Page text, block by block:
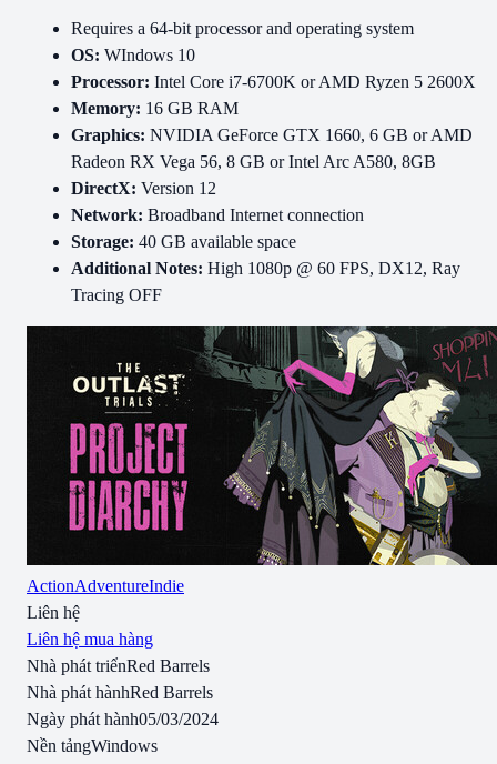
Requires a 64-bit processor and operating system
OS: WIndows 10
Processor: Intel Core i7-6700K or AMD Ryzen 5 2600X
Memory: 16 GB RAM
Graphics: NVIDIA GeForce GTX 1660, 6 GB or AMD
Radeon RX Vega 56, 8 GB or Intel Arc A580, 8GB
DirectX: Version 12
Network: Broadband Internet connection
Storage: 40 GB available space
Additional Notes: High 1080p @ 60 FPS, DX12, Ray
Tracing OFF
ActionAdventureIndie
Liên hệ
Liên hệ mua hàng
Nhà phát triểnRed Barrels
Nhà phát hànhRed Barrels
Ngày phát hành05/03/2024
Nền tảngWindows